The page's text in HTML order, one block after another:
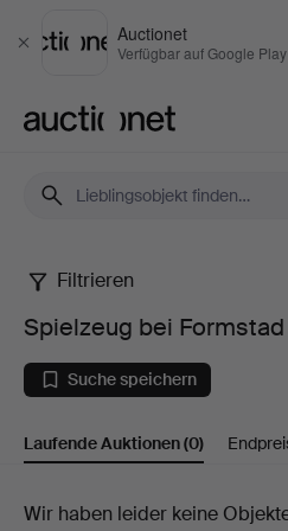
Schließen
Auctionet
Verfügbar auf Google Play
Spielzeug
bei
Formstad
Auktioner
Filtrieren
Spielzeug bei
Suche speichern
Laufende Auktionen(0)
Laufende
Wir haben leider keine